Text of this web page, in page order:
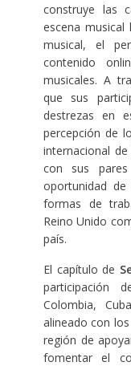
construye las
escena
musical, el
contenido
musicales. A
que sus
destrezas en
percepción de
internacional
con sus
oportunidad
formas de
Reino Unido
país.
El capítulo de
participación
Colombia,
alineado con
región de
fomentar el